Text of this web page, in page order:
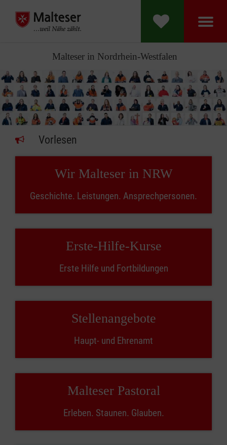
Malteser in Nordrhein-Westfalen
Vorlesen
Wir Malteser in NRW
Geschichte. Leistungen. Ansprechpersonen.
Erste-Hilfe-Kurse
Erste Hilfe und Fortbildungen
Stellenangebote
Haupt- und Ehrenamt
Malteser Pastoral
Erleben. Staunen. Glauben.